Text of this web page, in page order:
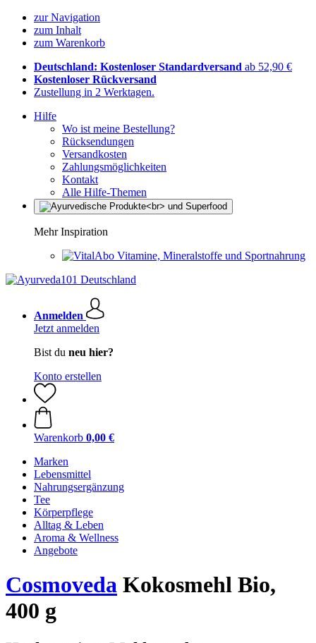
zur Navigation
zum Inhalt
zum Warenkorb
Deutschland: Kostenloser Standardversand ab 52,90 €
Kostenloser Rückversand
Zustellung in 2 Werktagen.
Hilfe
Wo ist meine Bestellung?
Rücksendungen
Versandkosten
Zahlungsmöglichkeiten
Kontakt
Alle Hilfe-Themen
Mehr Inspiration
Vitamine, Mineralstoffe und Sportnahrung
Anmelden
Jetzt anmelden
Bist du neu hier?
Konto erstellen
Warenkorb 0,00 €
Marken
Lebensmittel
Nahrungsergänzung
Tee
Körperpflege
Alltag & Leben
Aroma & Wellness
Angebote
Cosmoveda Kokosmehl Bio,
400 g